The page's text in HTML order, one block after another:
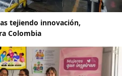
tejiendo innovación,
Colombia